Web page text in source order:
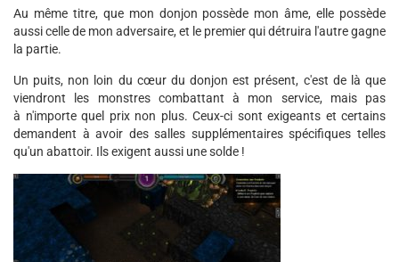
Au même titre, que mon donjon possède mon âme, elle possède
aussi celle de mon adversaire, et le premier qui détruira l'autre gagne
la partie.
Un puits, non loin du cœur du donjon est présent, c'est de là que
viendront les monstres combattant à mon service, mais pas
à n'importe quel prix non plus. Ceux-ci sont exigeants et certains
demandent à avoir des salles supplémentaires spécifiques telles
qu'un abattoir. Ils exigent aussi une solde !